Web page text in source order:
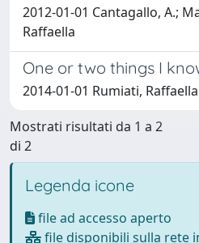
2012-01-01 Cantagallo, A.;
Raffaella
One or two things I
2014-01-01 Rumiati, Raffaella
Mostrati risultati da 1 a 2
di 2
Legenda icone
file ad accesso aperto
file disponibili sulla rete